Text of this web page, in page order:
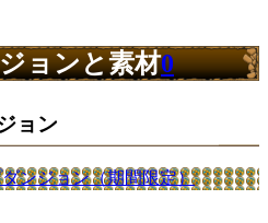
ョンと素材0
ョン
ンジョン（期間限定）